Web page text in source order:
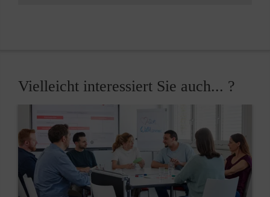
Vielleicht interessiert Sie auch... ?